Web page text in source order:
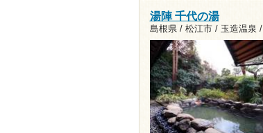
湯陣 千代の湯
島根県 / 松江市 / 玉造温泉 /